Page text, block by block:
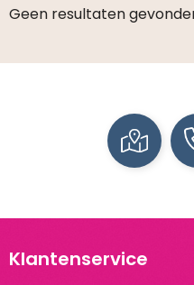
Geen resultaten
Klantenservice